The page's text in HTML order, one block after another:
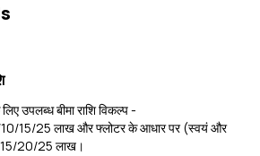
उपलब्ध बीमा राशि विकल्प -
15/25 लाख और फ्लोटर के आधार पर (स्वयं और
15/20/25 लाख।